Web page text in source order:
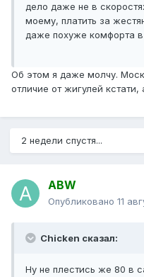
дело даже не в
моему, платить за
даже похуже комфорта в
Об этом я даже молчу.
отличие от жигулей
2 недели спустя...
ABW
Опубликовано 11
Chicken сказал:
Ну не плестись же 80 в